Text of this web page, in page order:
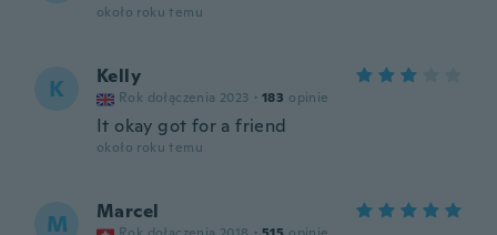
około roku temu
K Kelly
Rok dołączenia 2023 · 183 opinie
It okay got for a friend
około roku temu
M Marcel